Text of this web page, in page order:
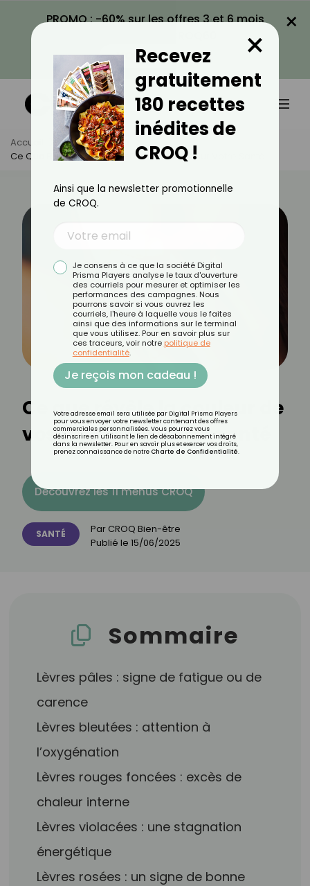
PROMO : -60% sur les offres 3 et 6 mois
VOIR LA PROMO
×
Accueil Actus
Santé
Ce Que Révèle La Couleur De Vos Lèvres Sur Votre Santé
Ce que révèle la couleur de
vos lèvres sur votre santé
Découvrez les 11 menus CROQ
SANTÉ Par CROQ Bien-être
Publié le 15/06/2025
Sommaire
Lèvres pâles : signe de fatigue ou de
carence
Lèvres bleutées : attention à
l’oxygénation
Lèvres rouges foncées : excès de
chaleur interne
Lèvres violacées : une stagnation
énergétique
Lèvres rosées : un signe de bonne
Recevez
gratuitement
180 recettes
inédites de
CROQ !
×
Ainsi que la newsletter promotionnelle
de CROQ.
Je consens à ce que la société Digital
Prisma Players analyse le taux d'ouverture
des courriels pour mesurer et optimiser les
performances des campagnes. Nous
pourrons savoir si vous ouvrez les
courriels, l'heure à laquelle vous le faites
ainsi que des informations sur le terminal
que vous utilisez. Pour en savoir plus sur
ces traceurs, voir notre politique de
confidentialité.
Je reçois mon cadeau !
Votre adresse email sera utilisée par Digital Prisma Players
pour vous envoyer votre newsletter contenant des offres
commerciales personnalisées. Vous pourrez vous
désinscrire en utilisant le lien de désabonnement intégré
dans la newsletter. Pour en savoir plus et exercer vos droits,
prenez connaissance de notre Charte de Confidentialité.